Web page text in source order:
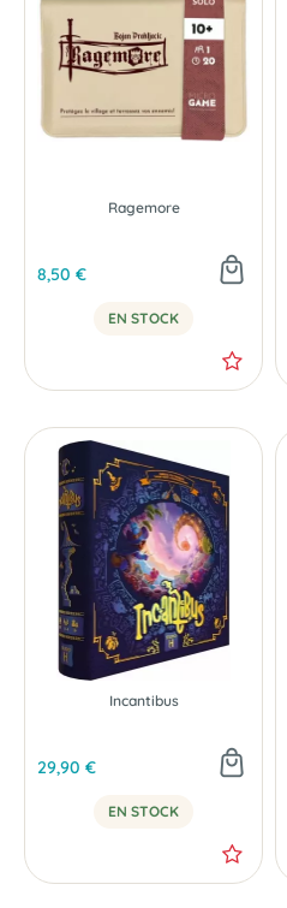
Ragemore
8,50 €
EN STOCK
Incantibus
29,90 €
EN STOCK